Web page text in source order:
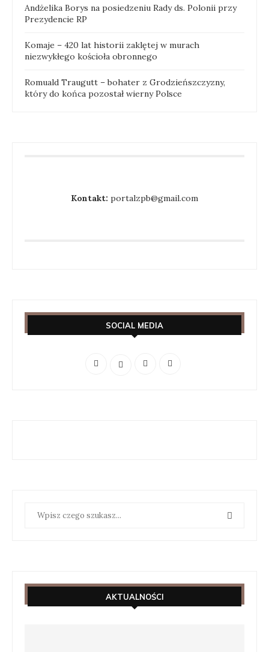
Andżelika Borys na posiedzeniu Rady ds. Polonii przy
Prezydencie RP
Komaje – 420 lat historii zaklętej w murach
niezwykłego kościoła obronnego
Romuald Traugutt – bohater z Grodzieńszczyzny,
który do końca pozostał wierny Polsce
Kontakt: portalzpb@gmail.com
SOCIAL MEDIA
AKTUALNOŚCI